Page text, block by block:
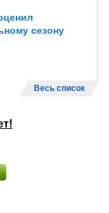
сезону
Весь список